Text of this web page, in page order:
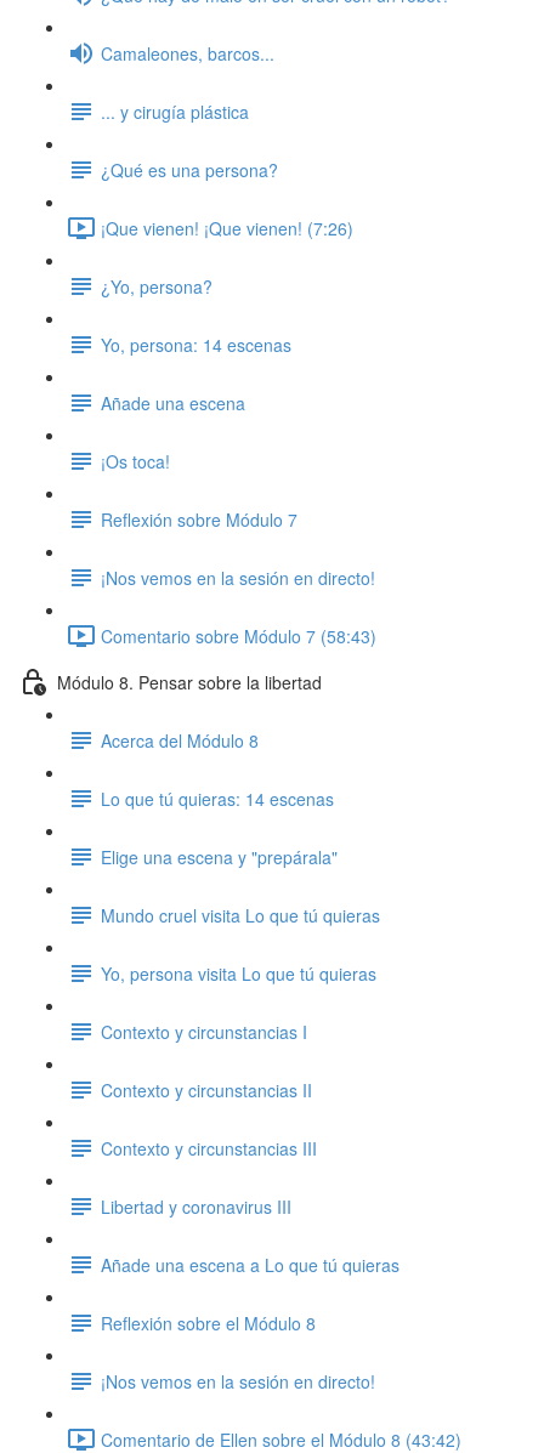
Camaleones, barcos...
... y cirugía plástica
¿Qué es una persona?
¡Que vienen! ¡Que vienen! (7:26)
¿Yo, persona?
Yo, persona: 14 escenas
Añade una escena
¡Os toca!
Reflexión sobre Módulo 7
¡Nos vemos en la sesión en directo!
Comentario sobre Módulo 7 (58:43)
Módulo 8. Pensar sobre la libertad
Acerca del Módulo 8
Lo que tú quieras: 14 escenas
Elige una escena y "prepárala"
Mundo cruel visita Lo que tú quieras
Yo, persona visita Lo que tú quieras
Contexto y circunstancias I
Contexto y circunstancias II
Contexto y circunstancias III
Libertad y coronavirus III
Añade una escena a Lo que tú quieras
Reflexión sobre el Módulo 8
¡Nos vemos en la sesión en directo!
Comentario de Ellen sobre el Módulo 8 (43:42)